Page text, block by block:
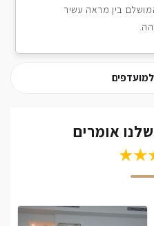
בין מראה עשיר
אומרים